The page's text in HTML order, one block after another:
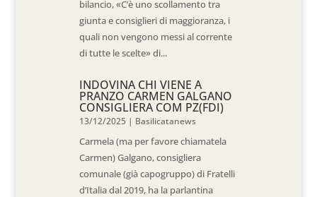
bilancio, «C’è uno scollamento tra
giunta e consiglieri di maggioranza, i
quali non vengono messi al corrente
di tutte le scelte» di...
INDOVINA CHI VIENE A
PRANZO CARMEN GALGANO
CONSIGLIERA COM PZ(FDI)
13/12/2025 | Basilicatanews
Carmela (ma per favore chiamatela
Carmen) Galgano, consigliera
comunale (già capogruppo) di Fratelli
d’Italia dal 2019, ha la parlantina